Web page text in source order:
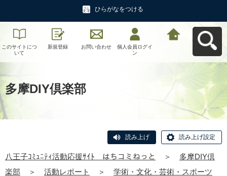
ひらがなをつける
このサイトにつ
いて
新規登録 お問い合わせ
個人会員ログイ
ン
多摩DIY倶楽部
読み上げ 読み上げ設定
八王子ｺﾐｭﾆﾃｨ活動応援ｻｲﾄ はちコミねっと ＞
多摩DIY倶
楽部
＞ 活動レポート ＞
学術・文化・芸術・スポーツ